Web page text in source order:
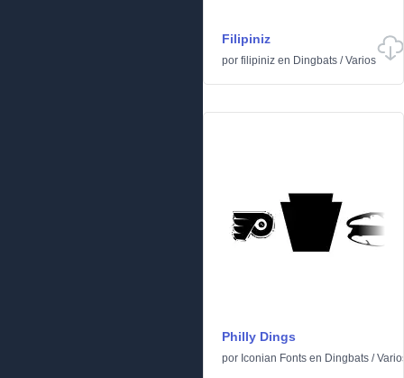
Filipiniz
por filipiniz en Dingbats /Varios
Philly Dings
por Iconian Fonts en Dingbats /